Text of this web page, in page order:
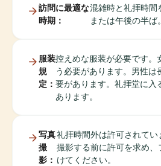
訪問に最適な
時期：
混雑時と礼拝時間
または午後の半ば。
服装
規
定：
控えめな服装が必要です。
う必要があります。男性は
要があります。礼拝堂に入
あります。
写真
撮
影：
礼拝時間外は許可されて
撮影する前に許可を求め
けてください。